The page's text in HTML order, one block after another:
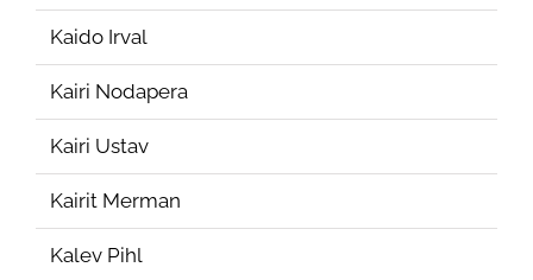
Kaido Irval
Kairi Nodapera
Kairi Ustav
Kairit Merman
Kalev Pihl